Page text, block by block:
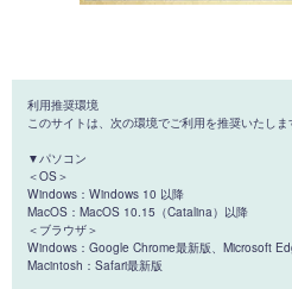
利用推奨環境
このサイトは、次の環境でご利用を推奨いたしま
▼パソコン
＜OS＞
Windows：Windows 10 以降
MacOS：MacOS 10.15（Catalina）以降
＜ブラウザ＞
Windows：Google Chrome最新版、Microsoft
Macintosh：Safari最新版